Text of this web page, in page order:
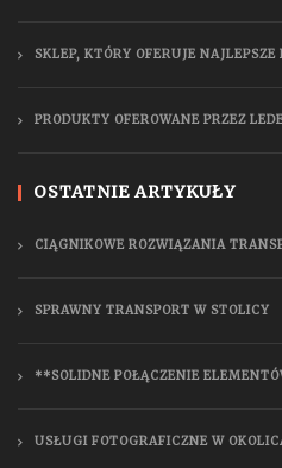
SKLEP, KTÓRY OFERUJE NAJLEPSZE
PRODUKTY OFEROWANE PRZEZ
OSTATNIE ARTYKUŁY
CIĄGNIKOWE ROZWIĄZANIA
SPRAWNY TRANSPORT W STOLICY
**SOLIDNE POŁĄCZENIE
USŁUGI FOTOGRAFICZNE W